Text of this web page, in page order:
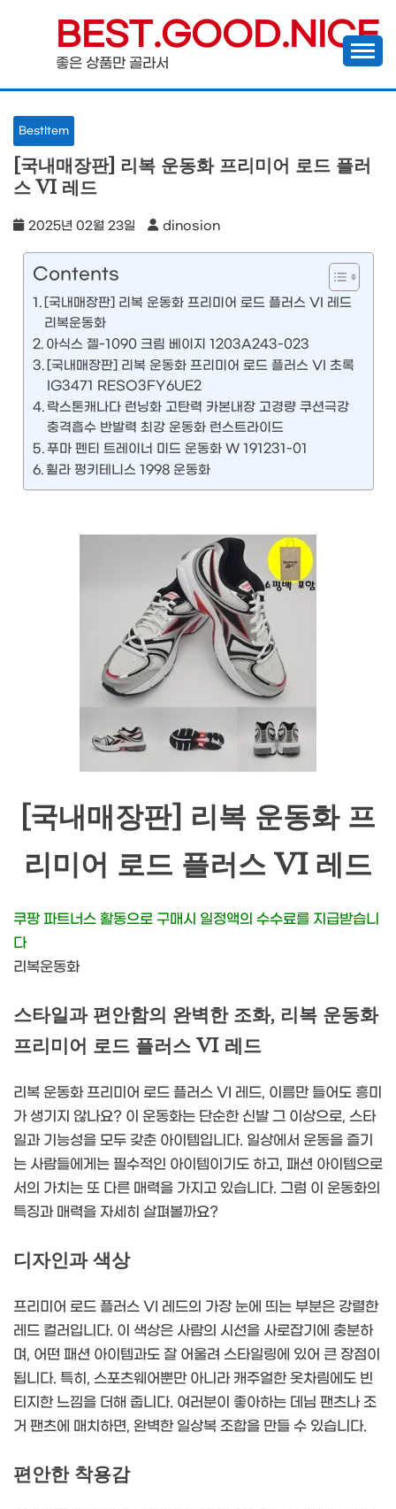
content
BEST.GOOD.NICE
좋은 상품만 골라서
BestItem
[국내매장판] 리복 운동화 프리미어 로드 플러
스 VI 레드
2025년 02월 23일 dinosion
Contents
[국내매장판] 리복 운동화 프리미어 로드 플러스 VI 레드
리복운동화
아식스 젤-1090 크림 베이지 1203A243-023
[국내매장판] 리복 운동화 프리미어 로드 플러스 VI 초록
IG3471 RESO3FY6UE2
락스톤캐나다 런닝화 고탄력 카본내장 고경량 쿠션극강
충격흡수 반발력 최강 운동화 런스트라이드
푸마 펜티 트레이너 미드 운동화 W 191231-01
휠라 펑키테니스 1998 운동화
[국내매장판] 리복 운동화 프
리미어 로드 플러스 VI 레드
쿠팡 파트너스 활동으로 구매시 일정액의 수수료를 지급받습니
다
리복운동화
스타일과 편안함의 완벽한 조화, 리복 운동화
프리미어 로드 플러스 VI 레드
리복 운동화 프리미어 로드 플러스 VI 레드, 이름만 들어도 흥미
가 생기지 않나요? 이 운동화는 단순한 신발 그 이상으로, 스타
일과 기능성을 모두 갖춘 아이템입니다. 일상에서 운동을 즐기
는 사람들에게는 필수적인 아이템이기도 하고, 패션 아이템으로
서의 가치는 또 다른 매력을 가지고 있습니다. 그럼 이 운동화의
특징과 매력을 자세히 살펴볼까요?
디자인과 색상
프리미어 로드 플러스 VI 레드의 가장 눈에 띄는 부분은 강렬한
레드 컬러입니다. 이 색상은 사람의 시선을 사로잡기에 충분하
며, 어떤 패션 아이템과도 잘 어울려 스타일링에 있어 큰 장점이
됩니다. 특히, 스포츠웨어뿐만 아니라 캐주얼한 옷차림에도 빈
티지한 느낌을 더해 줍니다. 여러분이 좋아하는 데님 팬츠나 조
거 팬츠에 매치하면, 완벽한 일상복 조합을 만들 수 있습니다.
편안한 착용감